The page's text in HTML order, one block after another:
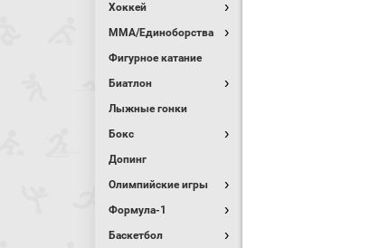
Хоккей
MMA/Единоборства
Фигурное катание
Биатлон
Лыжные гонки
Бокс
Допинг
Олимпийские игры
Формула-1
Баскетбол